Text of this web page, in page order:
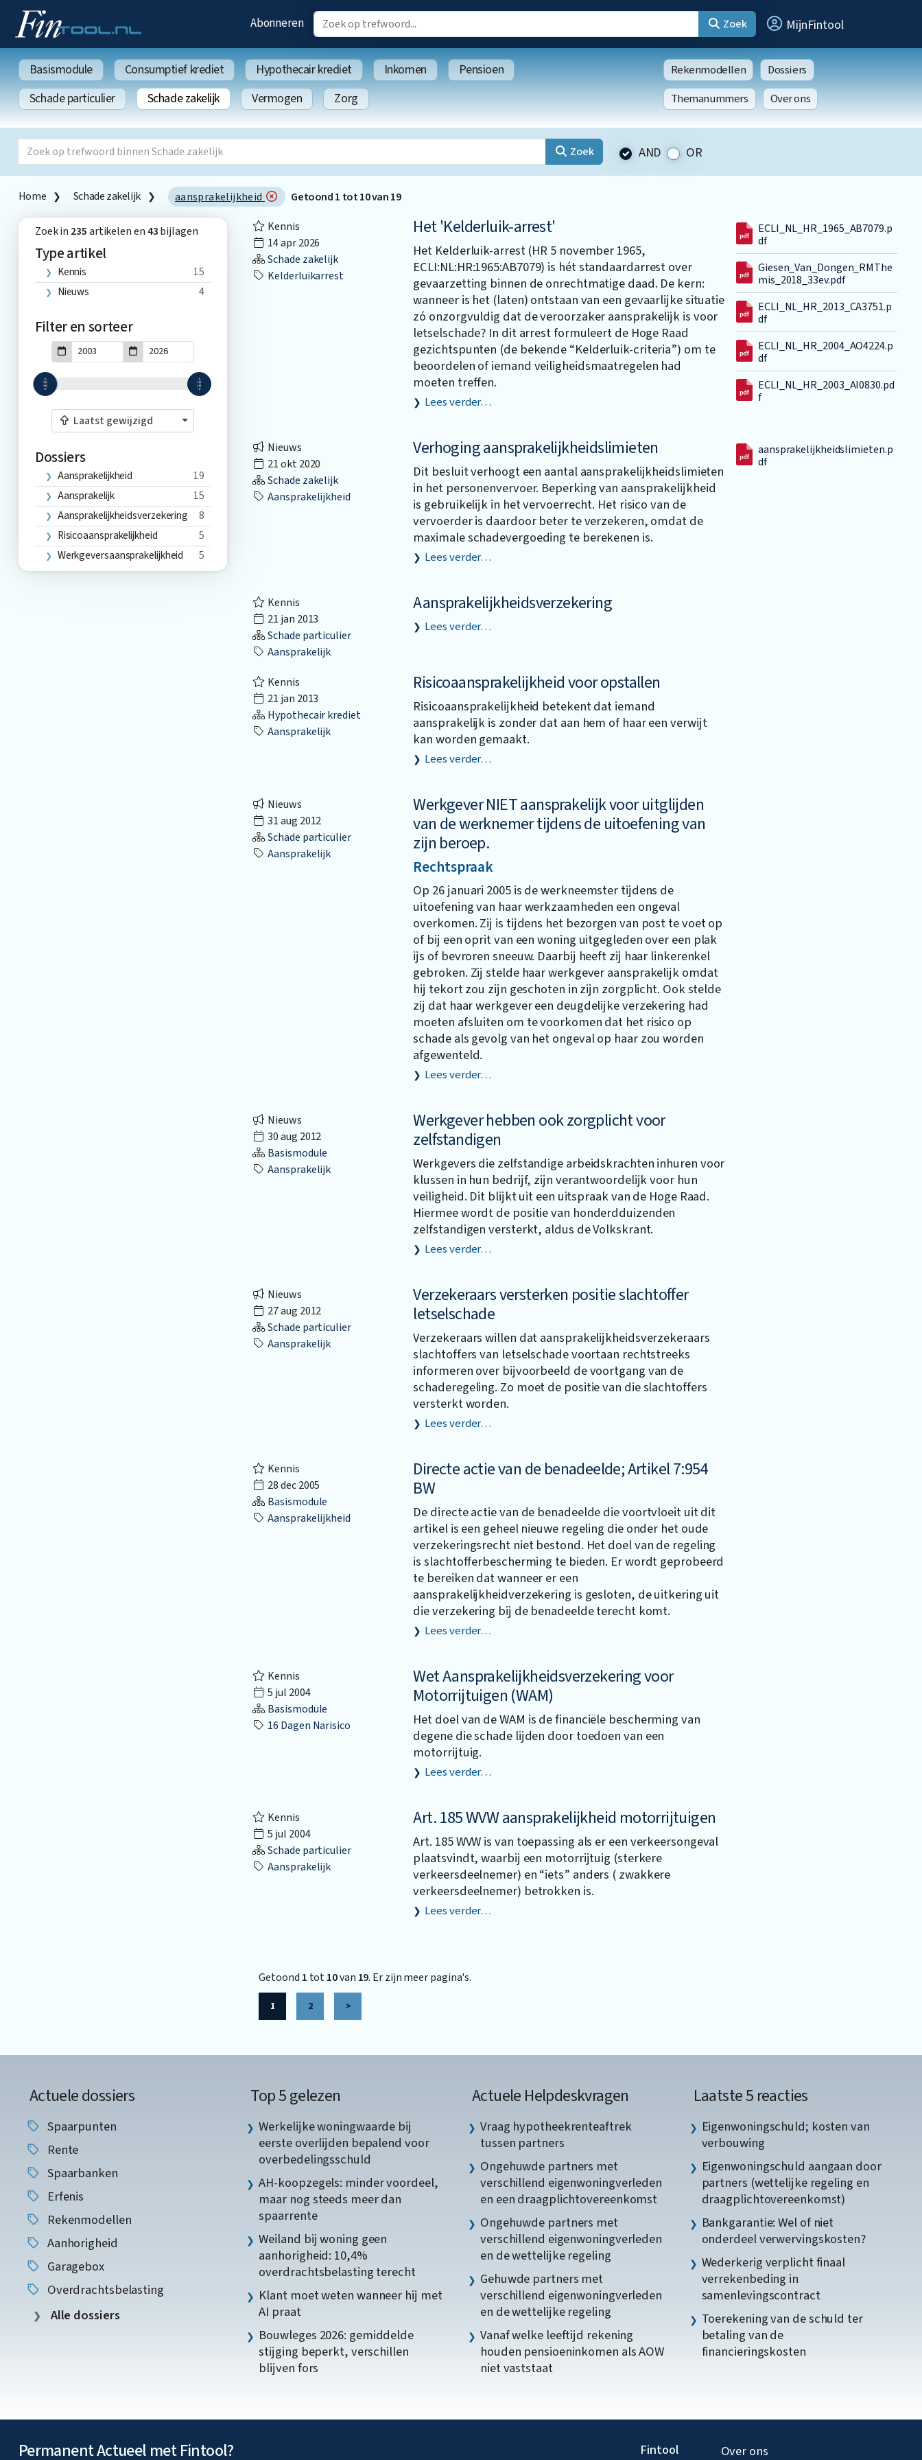
Abonneren Zoek MijnFintool
Basismodule Consumptief krediet Hypothecair krediet Inkomen
Pensioen
Schade particulier
Schade zakelijk Vermogen Zorg
Rekenmodellen
Dossiers
Themanummers
Over ons
Zoek AND OR
Home Schade zakelijk aansprakelijkheid Getoond1 tot10van19
Zoek in 235artikelen en43bijlagen
Type artikel
Kennis
15
Nieuws
4
Filter en sorteer
Laatst gewijzigd
Dossiers
Aansprakelijkheid
19
Aansprakelijk
15
Aansprakelijkheidsverzekering
8
Risicoaansprakelijkheid
5
Werkgeversaansprakelijkheid
5
Kennis
14 apr 2026
Schade zakelijk
Kelderluikarrest
Het 'Kelderluik-arrest'
Het Kelderluik-arrest (HR 5 november 1965,
ECLI:NL:HR:1965:AB7079) is hét standaardarrest over
gevaarzetting binnen de onrechtmatige daad. De kern:
wanneer is het (laten) ontstaan van een gevaarlijke situatie
zó onzorgvuldig dat de veroorzaker aansprakelijk is voor
letselschade? In dit arrest formuleert de Hoge Raad
gezichtspunten (de bekende “Kelderluik-criteria”) om te
beoordelen of iemand veiligheidsmaatregelen had
moeten treffen.
Lees verder…
ECLI_NL_HR_1965_AB7079.p
df
Giesen_Van_Dongen_RMThe
mis_2018_33ev.pdf
ECLI_NL_HR_2013_CA3751.p
df
ECLI_NL_HR_2004_AO4224.p
df
ECLI_NL_HR_2003_AI0830.pd
f
Nieuws
21 okt 2020
Schade zakelijk
Aansprakelijkheid
Verhoging aansprakelijkheidslimieten
Dit besluit verhoogt een aantal aansprakelijkheidslimieten
in het personenvervoer. Beperking van aansprakelijkheid
is gebruikelijk in het vervoerrecht. Het risico van de
vervoerder is daardoor beter te verzekeren, omdat de
maximale schadevergoeding te berekenen is.
Lees verder…
aansprakelijkheidslimieten.p
df
Kennis
21 jan 2013
Schade particulier
Aansprakelijk
Aansprakelijkheidsverzekering
Lees verder…
Kennis
21 jan 2013
Hypothecair krediet
Aansprakelijk
Risicoaansprakelijkheid voor opstallen
Risicoaansprakelijkheid betekent dat iemand
aansprakelijk is zonder dat aan hem of haar een verwijt
kan worden gemaakt.
Lees verder…
Nieuws
31 aug 2012
Schade particulier
Aansprakelijk
Werkgever NIET aansprakelijk voor uitglijden
van de werknemer tijdens de uitoefening van
zijn beroep.
Rechtspraak
Op 26 januari 2005 is de werkneemster tijdens de
uitoefening van haar werkzaamheden een ongeval
overkomen. Zij is tijdens het bezorgen van post te voet op
of bij een oprit van een woning uitgegleden over een plak
ijs of bevroren sneeuw. Daarbij heeft zij haar linkerenkel
gebroken. Zij stelde haar werkgever aansprakelijk omdat
hij tekort zou zijn geschoten in zijn zorgplicht. Ook stelde
zij dat haar werkgever een deugdelijke verzekering had
moeten afsluiten om te voorkomen dat het risico op
schade als gevolg van het ongeval op haar zou worden
afgewenteld.
Lees verder…
Nieuws
30 aug 2012
Basismodule
Aansprakelijk
Werkgever hebben ook zorgplicht voor
zelfstandigen
Werkgevers die zelfstandige arbeidskrachten inhuren voor
klussen in hun bedrijf, zijn verantwoordelijk voor hun
veiligheid. Dit blijkt uit een uitspraak van de Hoge Raad.
Hiermee wordt de positie van honderdduizenden
zelfstandigen versterkt, aldus de Volkskrant.
Lees verder…
Nieuws
27 aug 2012
Schade particulier
Aansprakelijk
Verzekeraars versterken positie slachtoffer
letselschade
Verzekeraars willen dat aansprakelijkheidsverzekeraars
slachtoffers van letselschade voortaan rechtstreeks
informeren over bijvoorbeeld de voortgang van de
schaderegeling. Zo moet de positie van die slachtoffers
versterkt worden.
Lees verder…
Kennis
28 dec 2005
Basismodule
Aansprakelijkheid
Directe actie van de benadeelde; Artikel 7:954
BW
De directe actie van de benadeelde die voortvloeit uit dit
artikel is een geheel nieuwe regeling die onder het oude
verzekeringsrecht niet bestond. Het doel van de regeling
is slachtofferbescherming te bieden. Er wordt geprobeerd
te bereiken dat wanneer er een
aansprakelijkheidverzekering is gesloten, de uitkering uit
die verzekering bij de benadeelde terecht komt.
Lees verder…
Kennis
5 jul 2004
Basismodule
16 Dagen Narisico
Wet Aansprakelijkheidsverzekering voor
Motorrijtuigen (WAM)
Het doel van de WAM is de financiële bescherming van
degene die schade lijden door toedoen van een
motorrijtuig.
Lees verder…
Kennis
5 jul 2004
Schade particulier
Aansprakelijk
Art. 185 WVW aansprakelijkheid motorrijtuigen
Art. 185 WVW is van toepassing als er een verkeersongeval
plaatsvindt, waarbij een motorrijtuig (sterkere
verkeersdeelnemer) en “iets” anders ( zwakkere
verkeersdeelnemer) betrokken is.
Lees verder…
Getoond 1 tot10van 19. Er zijn meer pagina's.
1 2 >
Actuele dossiers
Spaarpunten
Rente
Spaarbanken
Erfenis
Rekenmodellen
Aanhorigheid
Garagebox
Overdrachtsbelasting
Alle dossiers
Top 5 gelezen
Werkelijke woningwaarde bij
eerste overlijden bepalend voor
overbedelingsschuld
AH-koopzegels: minder voordeel,
maar nog steeds meer dan
spaarrente
Weiland bij woning geen
aanhorigheid: 10,4%
overdrachtsbelasting terecht
Klant moet weten wanneer hij met
AI praat
Bouwleges 2026: gemiddelde
stijging beperkt, verschillen
blijven fors
Actuele Helpdeskvragen
Vraag hypotheekrenteaftrek
tussen partners
Ongehuwde partners met
verschillend eigenwoningverleden
en een draagplichtovereenkomst
Ongehuwde partners met
verschillend eigenwoningverleden
en de wettelijke regeling
Gehuwde partners met
verschillend eigenwoningverleden
en de wettelijke regeling
Vanaf welke leeftijd rekening
houden pensioeninkomen als AOW
niet vaststaat
Laatste 5 reacties
Eigenwoningschuld; kosten van
verbouwing
Eigenwoningschuld aangaan door
partners (wettelijke regeling en
draagplichtovereenkomst)
Bankgarantie: Wel of niet
onderdeel verwervingskosten?
Wederkerig verplicht finaal
verrekenbeding in
samenlevingscontract
Toerekening van de schuld ter
betaling van de
financieringskosten
Permanent Actueel met Fintool?
Fintool
Over ons